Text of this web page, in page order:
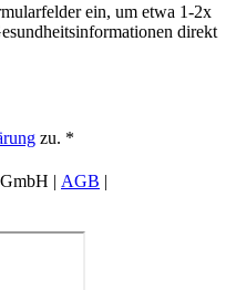
ein, um etwa 1-2x
direkt
zu. *
| AGB |